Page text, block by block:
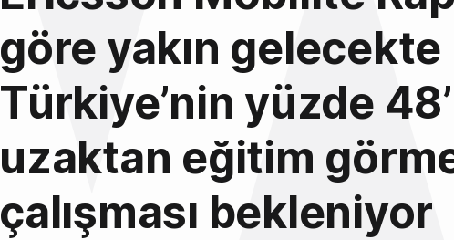
göre yakın gelecekte
Türkiye’nin yüzde
uzaktan eğitim
çalışması bekleniyor